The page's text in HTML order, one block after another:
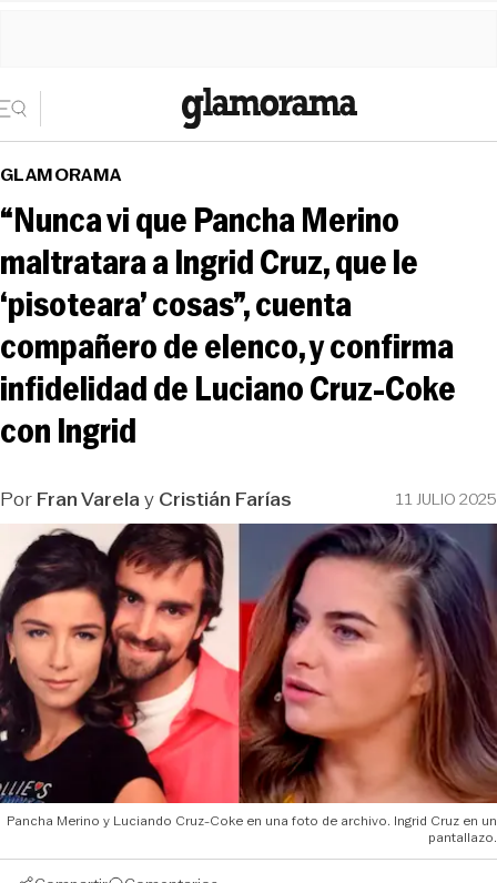
GLAMORAMA
“Nunca vi que Pancha Merino
maltratara a Ingrid Cruz, que le
‘pisoteara’ cosas”, cuenta
compañero de elenco, y confirma
infidelidad de Luciano Cruz-Coke
con Ingrid
PorFran VarelayCristián Farías 11 JULIO 2025
Pancha Merino y Luciando Cruz-Coke en una foto de archivo. Ingrid Cruz en un
pantallazo.